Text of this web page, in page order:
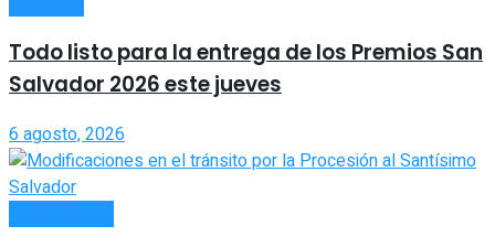
Todo listo para la entrega de los Premios San
Salvador 2026 este jueves
6 agosto, 2026